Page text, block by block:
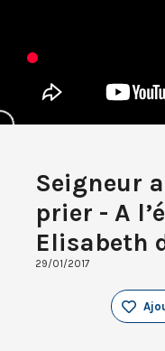
Seigneur
prier - A
Elisabeth
29/01/2017